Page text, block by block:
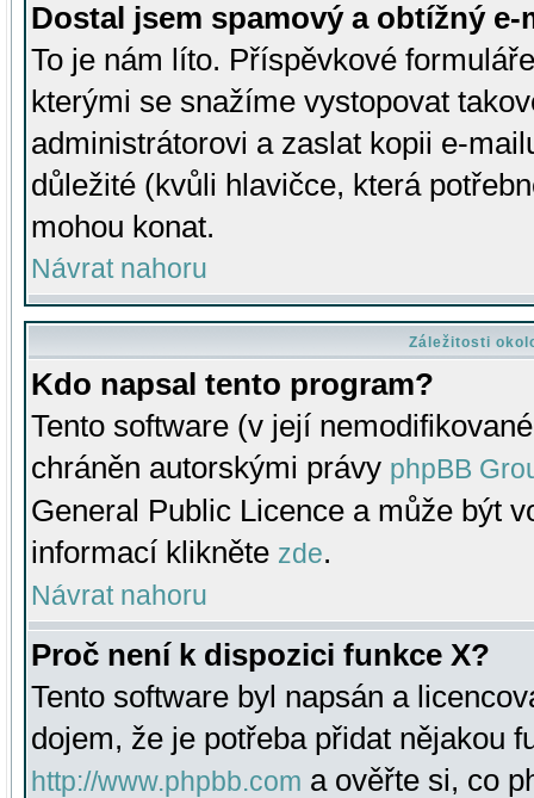
Dostal jsem spamový a obtížný
To je nám líto. Příspěvkové
kterými se snažíme vystopovat
administrátorovi a zaslat kopii e-
důležité (kvůli hlavičce, která
mohou konat.
Návrat nahoru
Záležitosti
Kdo napsal tento program?
Tento software (v její
chráněn autorskými právy phpBB
General Public Licence a může být
informací klikněte zde.
Návrat nahoru
Proč není k dispozici funkce X?
Tento software byl napsán a
dojem, že je potřeba přidat nějakou
http://www.phpbb.com a ověřte si, co